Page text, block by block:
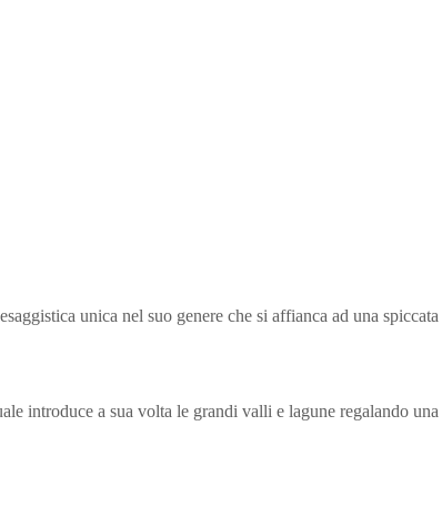
unica nel suo genere che si affianca ad una
introduce a sua volta le grandi valli e lagune regalando